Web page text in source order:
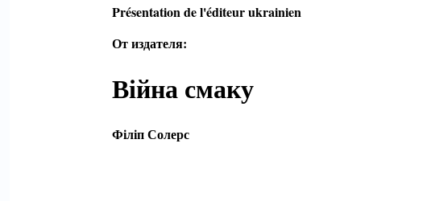
Présentation de l'éditeur ukrainien
От издателя:
Війна смаку
Філіп Солерс